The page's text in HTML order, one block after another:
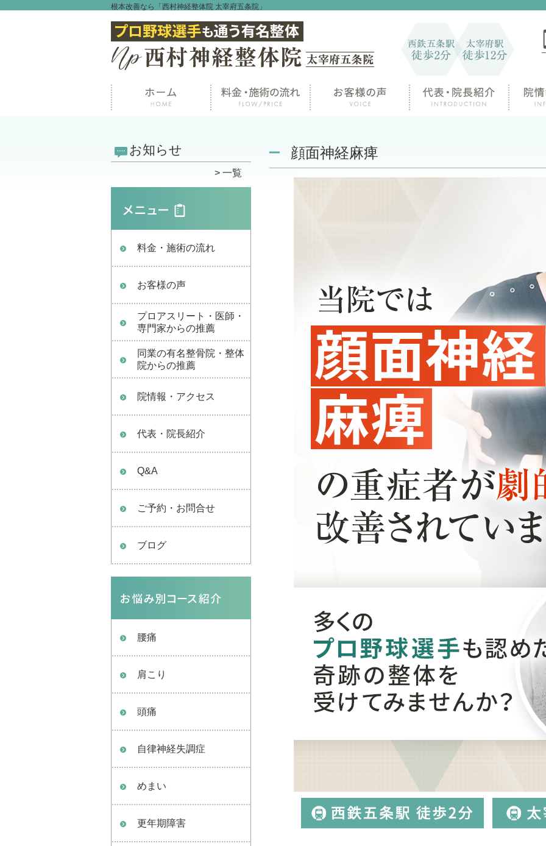
根本改善なら「西村神経整体院 太宰府五条院」
お知らせ
一覧
料金・施術の流れ
お客様の声
プロアスリート・医師・
専門家からの推薦
同業の有名整骨院・整体
院からの推薦
院情報・アクセス
代表・院長紹介
Q&A
ご予約・お問合せ
ブログ
腰痛
肩こり
頭痛
自律神経失調症
めまい
更年期障害
顔面神経麻痺